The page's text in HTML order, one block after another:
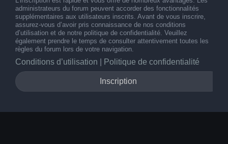
administrateurs du forum peuvent accorder des fonctionnalités
supplémentaires aux utilisateurs inscrits. Avant de vous inscrire,
assurez-vous d’avoir pris connaissance de nos conditions
d’utilisation et de notre politique de confidentialité. Veuillez
également prendre le temps de consulter attentivement toutes les
règles du forum lors de votre navigation.
Conditions d’utilisation Politique de confidentialité
Inscription